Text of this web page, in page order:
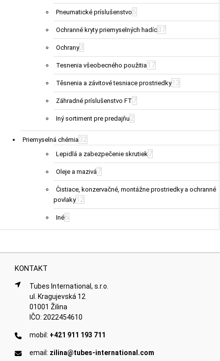
Pneumatické príslušenstvo 5
Ochranné kryty priemyselných hadíc37
Ochrany3
Tesnenia všeobecného použitia 17
Těsnenia a závitové tesniace prostriedky 13
Záhradné príslušenstvo FT 7
Iný sortiment pre predajňu 2
Priemyselná chémia32
Lepidlá a zabezpečenie skrutiek7
Oleje a mazivá7
Čistiace, konzervačné, montážne prostriedky a ochranné
povlaky 12
Iné6
KONTAKT
Tubes International, s.r.o.
ul. Kragujevská 12
01001 Žilina
IČO: 2022454610
mobil: +421 911 193 711
email: zilina@tubes-international.com